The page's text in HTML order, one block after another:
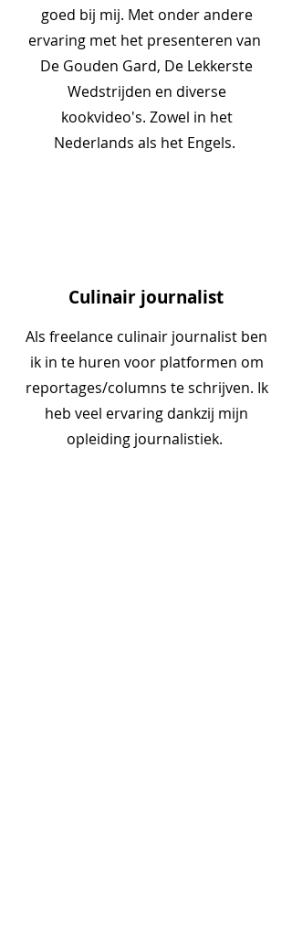
goed bij mij. Met onder andere
ervaring met het presenteren van
De Gouden Gard, De Lekkerste
Wedstrijden en diverse
kookvideo's. Zowel in het
Nederlands als het Engels.
Culinair journalist
Als freelance culinair journalist ben
ik in te huren voor platformen om
reportages/columns te schrijven. Ik
heb veel ervaring dankzij mijn
opleiding journalistiek.